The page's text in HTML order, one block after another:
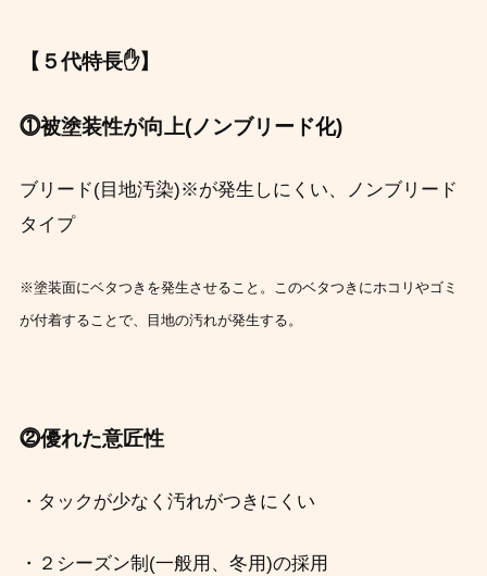
【５代特長✋】
⓵被塗装性が向上(ノンブリード化)
ブリード(目地汚染)※が発生しにくい、ノンブリード
タイプ
※塗装面にベタつきを発生させること。 このベタつきにホコリやゴミ
が付着することで、目地の汚れが発生する。
⓶優れた意匠性
・タックが少なく汚れがつきにくい
・２シーズン制(一般用、冬用)の採用